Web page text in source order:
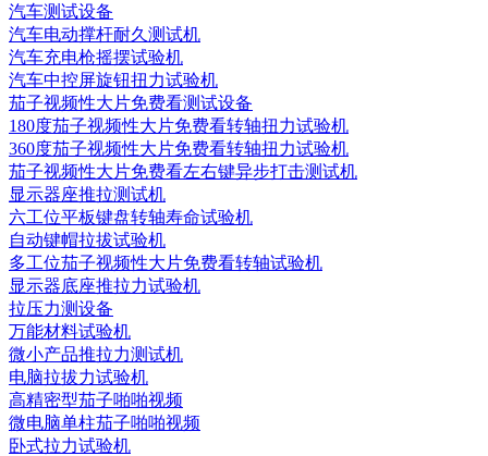
汽车测试设备
汽车电动撑杆耐久测试机
汽车充电枪摇摆试验机
汽车中控屏旋钮扭力试验机
茄子视频性大片免费看测试设备
180度茄子视频性大片免费看转轴扭力试验机
360度茄子视频性大片免费看转轴扭力试验机
茄子视频性大片免费看左右键异步打击测试机
显示器座推拉测试机
六工位平板键盘转轴寿命试验机
自动键帽拉拔试验机
多工位茄子视频性大片免费看转轴试验机
显示器底座推拉力试验机
拉压力测设备
万能材料试验机
微小产品推拉力测试机
电脑拉拔力试验机
高精密型茄子啪啪视频
微电脑单柱茄子啪啪视频
卧式拉力试验机